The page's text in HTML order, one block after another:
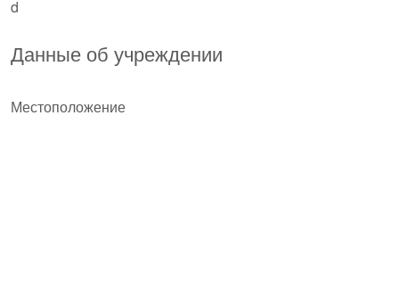
d
Данные об учреждении
Местоположение